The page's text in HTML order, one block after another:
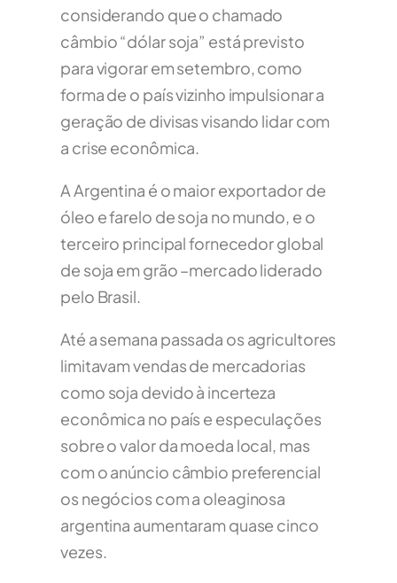
considerando que o chamado
câmbio “dólar soja” está previsto
para vigorar em setembro, como
forma de o país vizinho impulsionar a
geração de divisas visando lidar com
a crise econômica.
A Argentina é o maior exportador de
óleo e farelo de soja no mundo, e o
terceiro principal fornecedor global
de soja em grão –mercado liderado
pelo Brasil.
Até a semana passada os agricultores
limitavam vendas de mercadorias
como soja devido à incerteza
econômica no país e especulações
sobre o valor da moeda local, mas
com o anúncio câmbio preferencial
os negócios com a oleaginosa
argentina aumentaram quase cinco
vezes.